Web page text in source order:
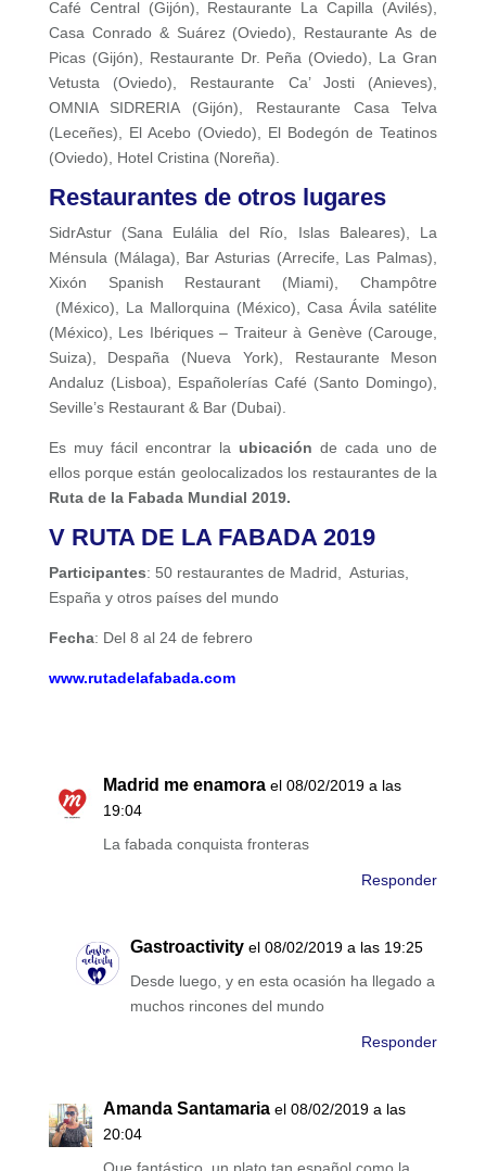
Café Central (Gijón), Restaurante La Capilla (Avilés),
Casa Conrado & Suárez (Oviedo), Restaurante As de
Picas (Gijón), Restaurante Dr. Peña (Oviedo), La Gran
Vetusta (Oviedo), Restaurante Ca’ Josti (Anieves),
OMNIA SIDRERIA (Gijón), Restaurante Casa Telva
(Leceñes), El Acebo (Oviedo), El Bodegón de Teatinos
(Oviedo), Hotel Cristina (Noreña).
Restaurantes de otros lugares
SidrAstur (Sana Eulália del Río, Islas Baleares), La
Ménsula (Málaga), Bar Asturias (Arrecife, Las Palmas),
Xixón Spanish Restaurant (Miami), Champôtre
(México), La Mallorquina (México), Casa Ávila satélite
(México), Les Ibériques – Traiteur à Genève (Carouge,
Suiza), Despaña (Nueva York), Restaurante Meson
Andaluz (Lisboa), Españolerías Café (Santo Domingo),
Seville’s Restaurant & Bar (Dubai).
Es muy fácil encontrar la ubicación de cada uno de
ellos porque están geolocalizados los restaurantes de la
Ruta de la Fabada Mundial 2019.
V RUTA DE LA FABADA 2019
Participantes: 50 restaurantes de Madrid, Asturias,
España y otros países del mundo
Fecha: Del 8 al 24 de febrero
www.rutadelafabada.com
Madrid me enamora el 08/02/2019 a las
19:04
La fabada conquista fronteras
Responder
Gastroactivity el 08/02/2019 a las 19:25
Desde luego, y en esta ocasión ha llegado a
muchos rincones del mundo
Responder
Amanda Santamaria el 08/02/2019 a las
20:04